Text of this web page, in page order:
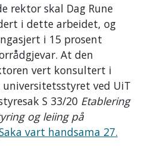
rektor skal Dag Rune
i dette arbeidet, og
i 15 prosent
At den
vert konsultert i
ved UiT
S 33/20 Etablering
og leiing på
vart handsama 27.